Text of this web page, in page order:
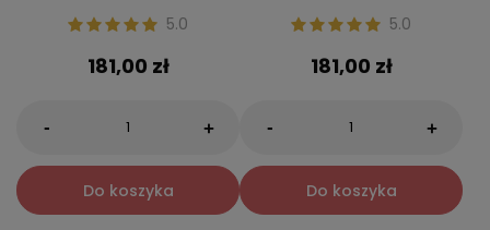
5.0
181,00 zł
- +
Do koszyka
5.0
181,00 zł
- +
Do koszyka